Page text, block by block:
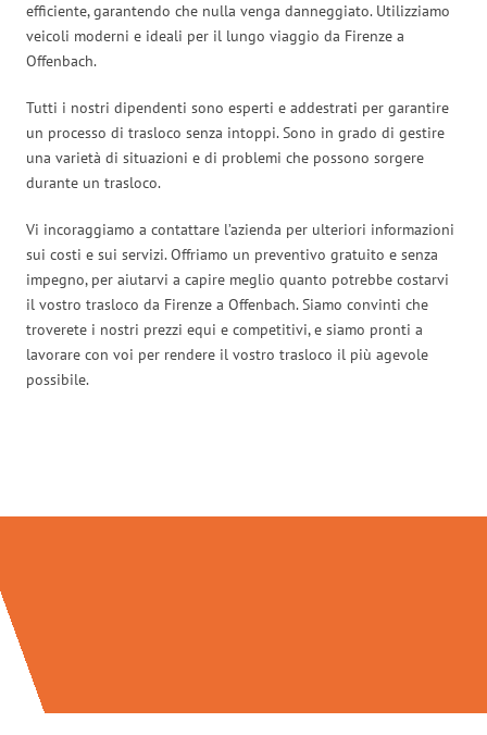
efficiente, garantendo che nulla venga danneggiato. Utilizziamo
veicoli moderni e ideali per il lungo viaggio da Firenze a
Offenbach.
Tutti i nostri dipendenti sono esperti e addestrati per garantire
un processo di trasloco senza intoppi. Sono in grado di gestire
una varietà di situazioni e di problemi che possono sorgere
durante un trasloco.
Vi incoraggiamo a contattare l’azienda per ulteriori informazioni
sui costi e sui servizi. Offriamo un preventivo gratuito e senza
impegno, per aiutarvi a capire meglio quanto potrebbe costarvi
il vostro trasloco da Firenze a Offenbach. Siamo convinti che
troverete i nostri prezzi equi e competitivi, e siamo pronti a
lavorare con voi per rendere il vostro trasloco il più agevole
possibile.